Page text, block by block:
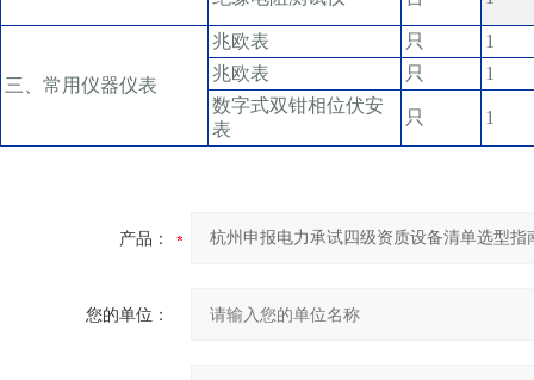
三、常用仪器仪表
兆欧表 只
1
兆欧表
只
1
数字式双钳相位伏安
表
只 1
产品：
您的单位：